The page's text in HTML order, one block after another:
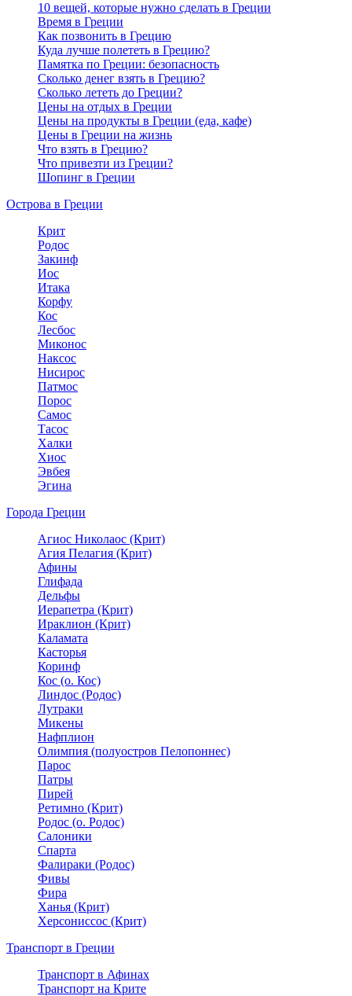
10 вещей, которые нужно сделать в Греции
Время в Греции
Как позвонить в Грецию
Куда лучше полететь в Грецию?
Памятка по Греции: безопасность
Сколько денег взять в Грецию?
Сколько лететь до Греции?
Цены на отдых в Греции
Цены на продукты в Греции (еда, кафе)
Цены в Греции на жизнь
Что взять в Грецию?
Что привезти из Греции?
Шопинг в Греции
Острова в Греции
Крит
Родос
Закинф
Иос
Итака
Корфу
Кос
Лесбос
Миконос
Наксос
Нисирос
Патмос
Порос
Самос
Тасос
Халки
Хиос
Эвбея
Эгина
Города Греции
Агиос Николаос (Крит)
Агия Пелагия (Крит)
Афины
Глифада
Дельфы
Иерапетра (Крит)
Ираклион (Крит)
Каламата
Касторья
Коринф
Кос (о. Кос)
Линдос (Родос)
Лутраки
Микены
Нафплион
Олимпия (полуостров Пелопоннес)
Парос
Патры
Пирей
Ретимно (Крит)
Родос (о. Родос)
Салоники
Спарта
Фалираки (Родос)
Фивы
Фира
Ханья (Крит)
Херсониссос (Крит)
Транспорт в Греции
Транспорт в Афинах
Транспорт на Крите